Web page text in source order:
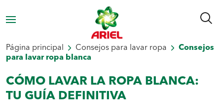
Página principal Consejos para lavar ropa
Consejos
para lavar ropa blanca
CÓMO LAVAR LA ROPA BLANCA:
TU GUÍA DEFINITIVA